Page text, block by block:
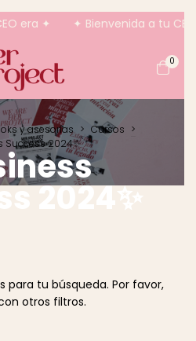
era ✦ ✦ Bienvenida a tu
0
y asesorías > Cursos >
Success 2024✨
2024✨
para tu búsqueda. Por favor,
otros filtros.